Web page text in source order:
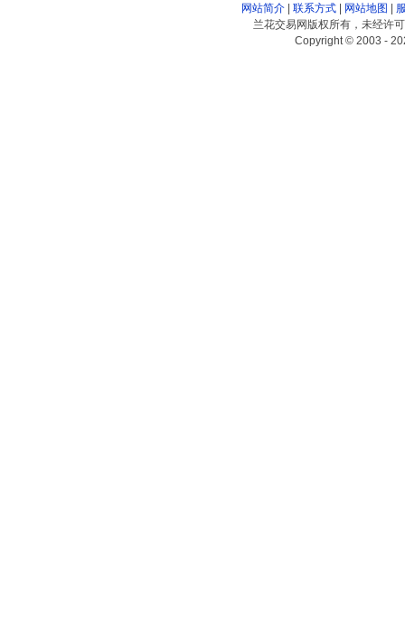
网站简介| 联系方式| 网站地图 |
兰花交易网版权所有，未经许
Copyright © 2003 -